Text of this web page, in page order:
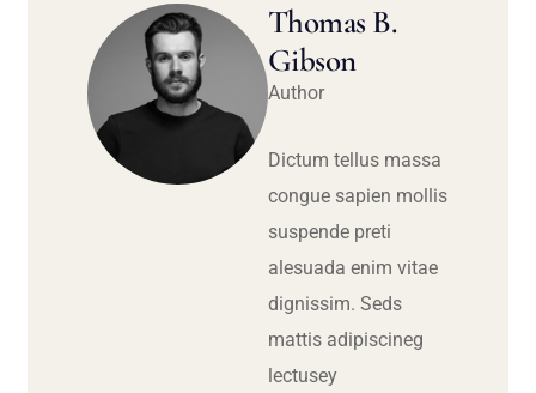
Thomas B.
Gibson
Author
Dictum tellus massa
congue sapien mollis
suspende preti
alesuada enim vitae
dignissim. Seds
mattis adipiscineg
lectusey